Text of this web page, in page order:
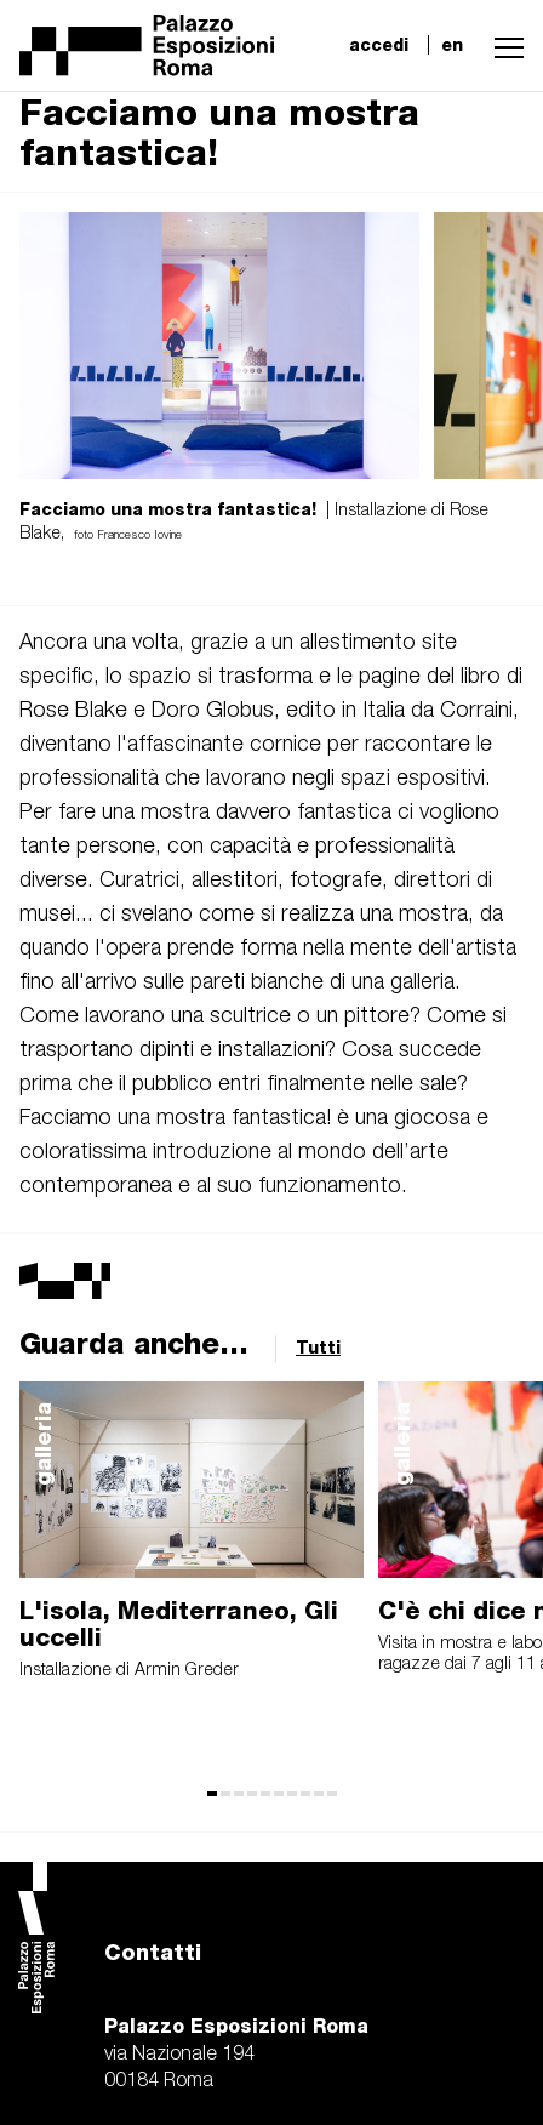
accedi en
Facciamo una mostra
fantastica!
Facciamo una mostra fantastica! | Installazione di Rose
Blake,
foto Francesco Iovine
Ancora una volta, grazie a un allestimento site
specific, lo spazio si trasforma e le pagine del libro di
Rose Blake e Doro Globus, edito in Italia da Corraini,
diventano l'affascinante cornice per raccontare le
professionalità che lavorano negli spazi espositivi.
Per fare una mostra davvero fantastica ci vogliono
tante persone, con capacità e professionalità
diverse. Curatrici, allestitori, fotografe, direttori di
musei... ci svelano come si realizza una mostra, da
quando l'opera prende forma nella mente dell'artista
fino all'arrivo sulle pareti bianche di una galleria.
Come lavorano una scultrice o un pittore? Come si
trasportano dipinti e installazioni? Cosa succede
prima che il pubblico entri finalmente nelle sale?
Facciamo una mostra fantastica! è una giocosa e
coloratissima introduzione al mondo dell’arte
contemporanea e al suo funzionamento.
Guarda anche... Tutti
galleria
L'isola, Mediterraneo, Gli
uccelli
Installazione di Armin Greder
galleria
C'è chi dice
Visita in mostra e
ragazze dai 7 agli 11
Contatti
Palazzo Esposizioni Roma
via Nazionale 194
00184 Roma